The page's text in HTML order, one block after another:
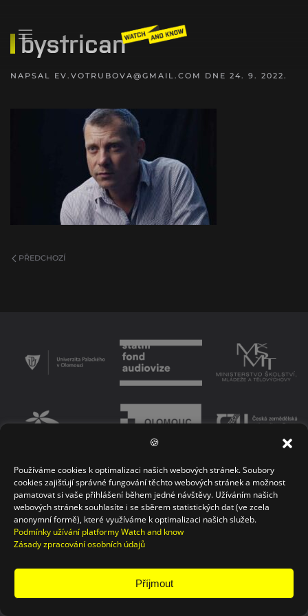
🍪
Používáme cookies k optimalizaci našich webových stránek. Soubory
cookies zajišťují správné fungování těchto webových stránek a možnost
pamatovat si vaše přihlášení během jedné návštěvy. Užíváním našich
webových stránek souhlasíte i se sběrem statistických dat (ve zcela
anonymní formě), které využíváme k optimalizaci našich služeb.
Podmínky užívání platformy Watch and know
Zásady zpracování osobních údajů
Příjmout
bystrican
NAPSAL EV.VOTRUBOVA@GMAIL.COM DNE 24. 9. 2022.
PŘEDCHOZÍ
PODMÍNKY UŽÍVÁNÍ PLATFORMY ZÁSADY OCHRANY OSOBNÍCH ÚDAJŮ
KONTAKT